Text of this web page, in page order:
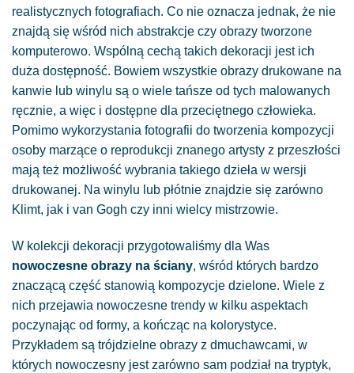
realistycznych fotografiach. Co nie oznacza jednak, że nie
znajdą się wśród nich abstrakcje czy obrazy tworzone
komputerowo. Wspólną cechą takich dekoracji jest ich
duża dostępność. Bowiem wszystkie obrazy drukowane na
kanwie lub winylu są o wiele tańsze od tych malowanych
ręcznie, a więc i dostępne dla przeciętnego człowieka.
Pomimo wykorzystania fotografii do tworzenia kompozycji
osoby marzące o reprodukcji znanego artysty z przeszłości
mają też możliwość wybrania takiego dzieła w wersji
drukowanej. Na winylu lub płótnie znajdzie się zarówno
Klimt, jak i van Gogh czy inni wielcy mistrzowie.
W kolekcji dekoracji przygotowaliśmy dla Was
nowoczesne obrazy na ściany, wśród których bardzo
znaczącą część stanowią kompozycje dzielone. Wiele z
nich przejawia nowoczesne trendy w kilku aspektach
poczynając od formy, a kończąc na kolorystyce.
Przykładem są trójdzielne obrazy z dmuchawcami, w
których nowoczesny jest zarówno sam podział na tryptyk,